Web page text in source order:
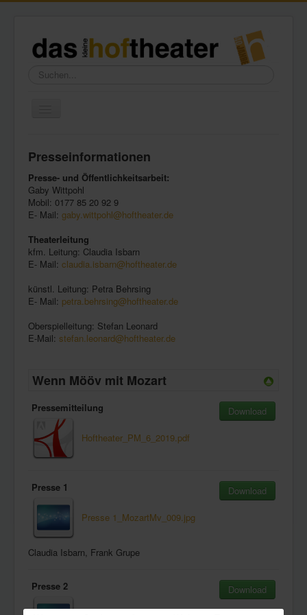
Suchen...
Freundeskreis
Galerie
Presse
Kontakt
Presseinformationen
Presse- und Öffentlichkeitsarbeit:
Gaby Wittpohl
Mobil: 0177 85 20 92 9
E- Mail: gaby.wittpohl@hoftheater.de
Theaterleitung
kfm. Leitung: Claudia Isbarn
E- Mail: claudia.isbarn@hoftheater.de
künstl. Leitung: Petra Behrsing
E- Mail: petra.behrsing@hoftheater.de
Oberspielleitung: Stefan Leonard
E-Mail: stefan.leonard@hoftheater.de
Wenn Mööv mit Mozart
Pressemitteilung
Hoftheater_PM_6_2019.pdf
Download
Presse 1
Presse 1_MozartMv_009.jpg
Download
Claudia Isbarn, Frank Grupe
Presse 2 Download